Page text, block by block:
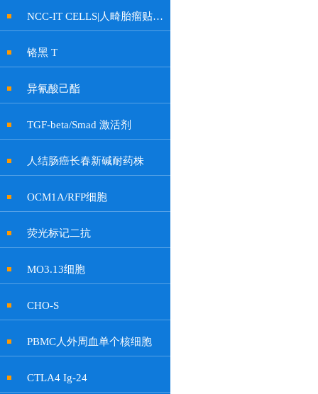
NCC-IT CELLS|人畸胎瘤贴壁细胞
铬黑 T
异氰酸己酯
TGF-beta/Smad 激活剂
人结肠癌长春新碱耐药株
OCM1A/RFP细胞
荧光标记二抗
MO3.13细胞
CHO-S
PBMC人外周血单个核细胞
CTLA4 Ig-24